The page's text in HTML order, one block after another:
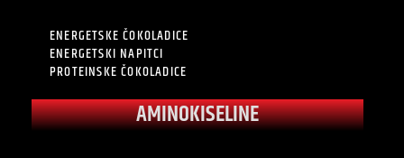
ENERGETSKE ČOKOLADICE
ENERGETSKI NAPITCI
PROTEINSKE ČOKOLADICE
AMINOKISELINE